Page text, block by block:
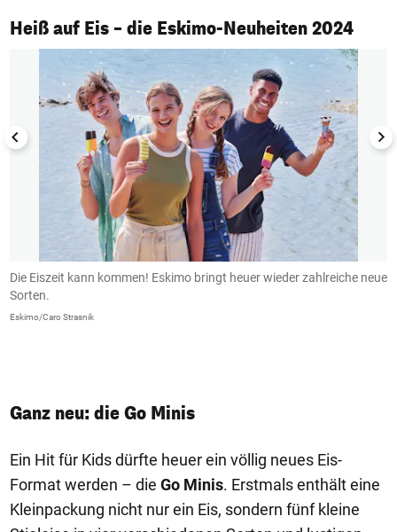
Heiß auf Eis – die Eskimo-Neuheiten 2024
1/14
Die Eiszeit kann kommen! Eskimo bringt heuer wieder zahlreiche neue
Sorten.
Eskimo/Caro Strasnik
Ganz neu: die Go Minis
Ein Hit für Kids dürfte heuer ein völlig neues Eis-
Format werden – die Go Minis. Erstmals enthält eine
Kleinpackung nicht nur ein Eis, sondern fünf kleine